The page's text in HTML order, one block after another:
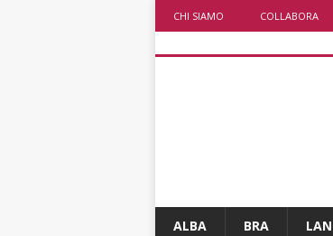
CHI SIAMO COLLABORA
ALBA BRA